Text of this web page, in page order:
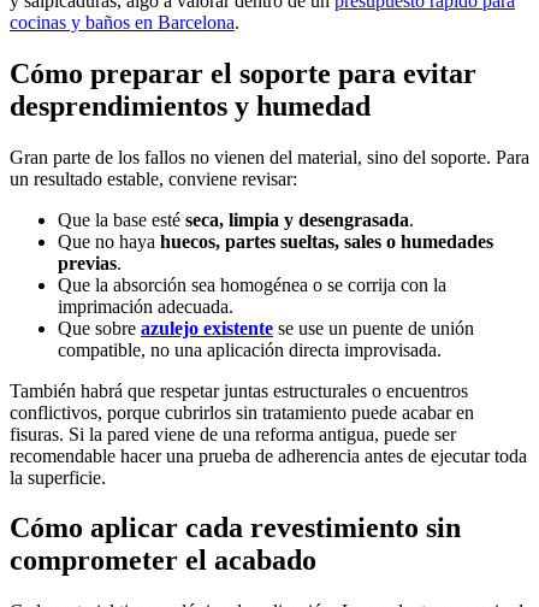
cocinas y baños en Barcelona.
Cómo preparar el soporte para evitar
desprendimientos y humedad
Gran parte de los fallos no vienen del material, sino del soporte. Para
un resultado estable, conviene revisar:
Que la base esté seca, limpia y desengrasada.
Que no haya huecos, partes sueltas, sales o humedades
previas.
Que la absorción sea homogénea o se corrija con la
imprimación adecuada.
Que sobre azulejo existente se use un puente de unión
compatible, no una aplicación directa improvisada.
También habrá que respetar juntas estructurales o encuentros
conflictivos, porque cubrirlos sin tratamiento puede acabar en
fisuras. Si la pared viene de una reforma antigua, puede ser
recomendable hacer una prueba de adherencia antes de ejecutar toda
la superficie.
Cómo aplicar cada revestimiento sin
comprometer el acabado